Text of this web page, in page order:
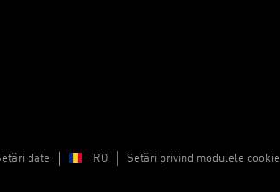
date RO Setări privind modulele cookie